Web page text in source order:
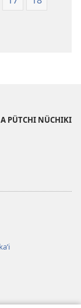
PÜTCHI NÜCHIKI